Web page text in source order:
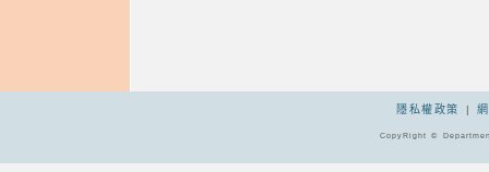
隱私權政策 |
CopyRight ©